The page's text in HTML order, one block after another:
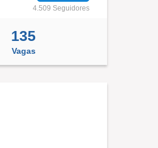
4.509 Seguidores
135
Vagas